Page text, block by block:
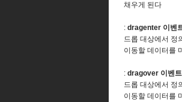
채우게 된다
: dragenter 이벤
드롭 대상에서 정
이동할 데이터를
: dragover 이벤트
드롭 대상에서 정
이동할 데이터를